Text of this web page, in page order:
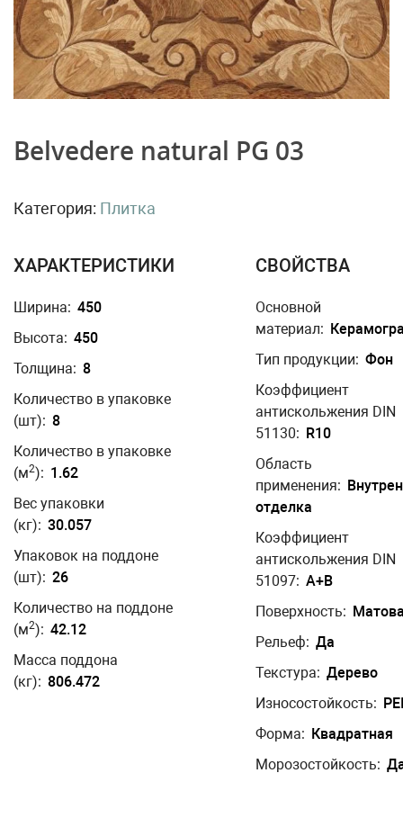
Belvedere natural PG 03
Категория: Плитка
ХАРАКТЕРИСТИКИ
Ширина: 450
Высота: 450
Толщина: 8
Количество в упаковке
(шт): 8
Количество в упаковке
(м2): 1.62
Вес упаковки
(кг): 30.057
Упаковок на поддоне
(шт): 26
Количество на поддоне
(м2): 42.12
Масса поддона
(кг): 806.472
СВОЙСТВА
Основной
материал:
Тип продукции: Фон
Коэффициент
антискольжения DIN
51130: R10
Область
применения:
отделка
Коэффициент
антискольжения DIN
51097: A+B
Поверхность:
Рельеф: Да
Текстура: Дерево
Износостойкость:
Форма: Квадратная
Морозостойкость: